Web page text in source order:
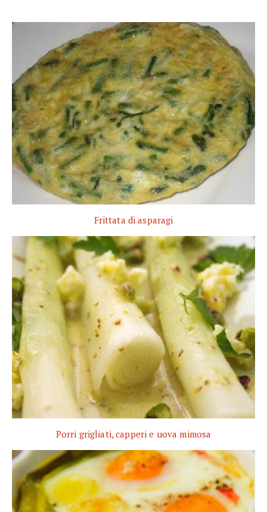
Frittata di asparagi
Porri grigliati, capperi e uova mimosa